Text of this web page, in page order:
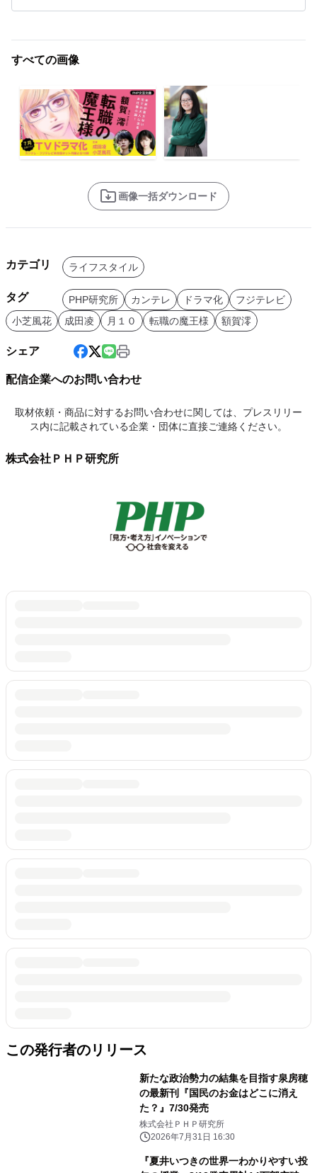
すべての画像
画像一括ダウンロード
カテゴリ ライフスタイル
タグ PHP研究所 カンテレ ドラマ化
フジテレビ
小芝風花
成田凌 月１０ 転職の魔王様 額賀澪
シェア
配信企業へのお問い合わせ
取材依頼・商品に対するお問い合わせに関しては、プレスリリー
ス内に記載されている企業・団体に直接ご連絡ください。
株式会社ＰＨＰ研究所
この発行者のリリース
新たな政治勢力の結集を目指す泉房穂
の最新刊『国民のお金はどこに消え
た？』7/30発売
株式会社ＰＨＰ研究所
2026年7月31日 16:30
『夏井いつきの世界一わかりやすい投